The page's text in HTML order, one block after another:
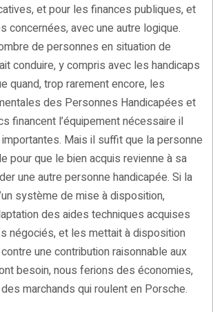
et pour les finances publiques, et
concernées, avec une autre logique.
de personnes en situation de
conduire, y compris avec les handicaps
quand, trop rarement encore, les
des Personnes Handicapées et
financent l’équipement nécessaire il
Mais il suffit que la personne
pour que le bien acquis revienne à sa
une autre personne handicapée. Si la
système de mise à disposition,
des aides techniques acquises
négociés, et les mettait à disposition
une contribution raisonnable aux
besoin, nous ferions des économies,
marchands qui roulent en Porsche.